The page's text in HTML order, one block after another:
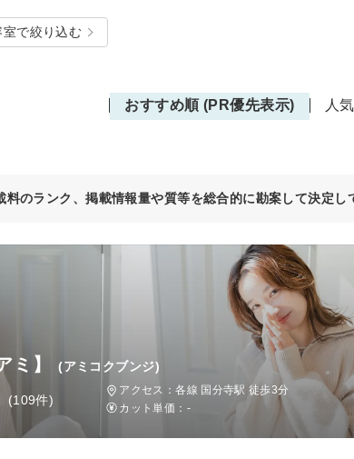
で絞り込む
おすすめ順 (PR優先表示) 人
のランク、掲載情報量や質等を総合的に勘案して決定し
ミ】 (アミコクブンジ)
(109件)
アクセス：各線 国分寺駅 徒歩3分
カット単価： -